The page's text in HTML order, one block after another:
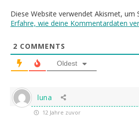
Diese Website verwendet Akismet, um
Erfahre, wie deine Kommentardaten
2 COMMENTS
Oldest
luna
12 Jahre zuvor